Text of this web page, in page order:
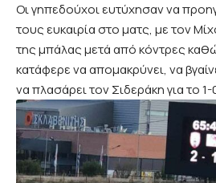
Οι γηπεδούχοι ευτύχησαν να
τους ευκαιρία στο ματς, με τον
της μπάλας μετά από κόντρες
κατάφερε να απομακρύνει, να
να πλασάρει τον Σιδεράκη για το 1-